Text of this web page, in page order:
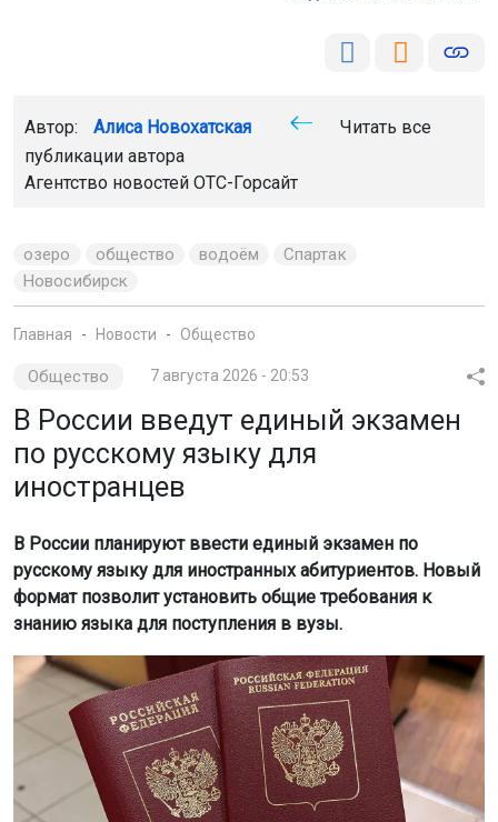
Автор: Алиса Новохатская
Читать все
публикации автора
Агентство новостей ОТС-Горсайт
озеро общество водоём
Спартак
Новосибирск
Главная Новости Общество
Общество 7 августа 2026 - 20:53
В России введут единый экзамен
по русскому языку для
иностранцев
В России планируют ввести единый экзамен по
русскому языку для иностранных абитуриентов. Новый
формат позволит установить общие требования к
знанию языка для поступления в вузы.